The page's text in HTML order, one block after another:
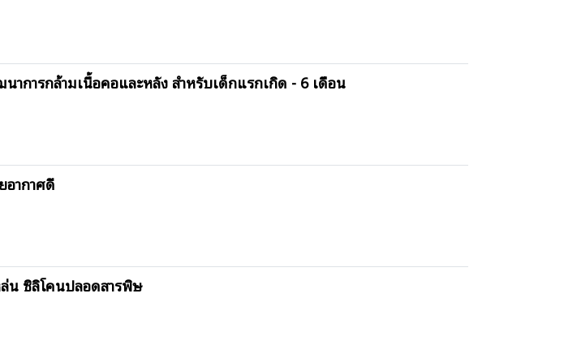
ารกล้ามเนื้อคอและหลัง สำหรับเด็กแรกเกิด - 6 เดือน
อากาศดี
น ซิลิโคนปลอดสารพิษ